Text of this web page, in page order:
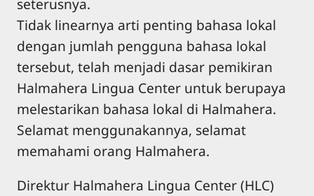
seterusnya.
Tidak linearnya arti penting bahasa lokal
dengan jumlah pengguna bahasa lokal
tersebut, telah menjadi dasar pemikiran
Halmahera Lingua Center untuk berupaya
melestarikan bahasa lokal di Halmahera.
Selamat menggunakannya, selamat
memahami orang Halmahera.
Direktur Halmahera Lingua Center (HLC)